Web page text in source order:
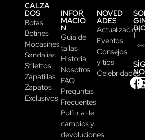
CALZA
DOS
Botas
Botines
Mocasines
Sandalias
Stilettos
Zapatillas
Zapatos
Exclusivos
INFOR
MACIÓ
N
Guía de
tallas
Historia
Nosotros
FAQ
Preguntas
Frecuentes
Política de
cambios y
devoluciones
NOVED
ADES
Actualización
Eventos
Consejos
y tips
Celebridades
I